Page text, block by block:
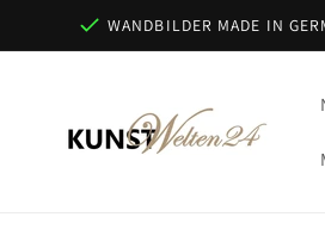
Inhalt
WANDBILDER MADE IN